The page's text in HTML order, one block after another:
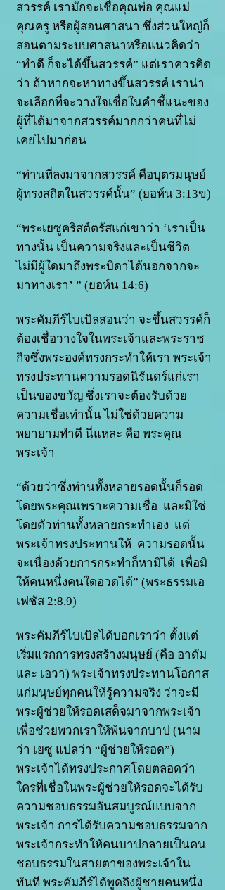
สวรรค์ เรามักจะเชื่อคุณพ่อ คุณแม่
คุณครู หรือผู้สอนศาสนา ซึ่งส่วนใหญ่ก็
สอนตามระบบศาสนาหรือแนวคิดว่า
“ทำดี ก็จะได้ขึ้นสวรรค์” แต่เราควรคิด
ว่า ถ้าหากจะหาทางขึ้นสวรรค์ เราน่า
จะเลือกที่จะวางใจเชื่อในคำชี้แนะของ
ผู้ที่ได้มาจากสวรรค์มากกว่าคนที่ไม่
เคยไปมาก่อน
“ท่านที่ลงมาจากสวรรค์ คือบุตรมนุษย์
ผู้ทรงสถิตในสวรรค์นั้น” (ยอห์น 3:13ข)
“พระเยซูคริสต์ตรัสแก่เขาว่า ‘เราเป็น
ทางนั้น เป็นความจริงและเป็นชีวิต
ไม่มีผู้ใดมาถึงพระบิดาได้นอกจากจะ
มาทางเรา’ ” (ยอห์น 14:6)
พระคัมภีร์ไบเบิลสอนว่า จะขึ้นสวรรค์ก็
ต้องเชื่อวางใจในพระเจ้าและพระราช
กิจซึ่งพระองค์ทรงกระทำให้เรา พระเจ้า
ทรงประทานความรอดนิรันดร์แก่เรา
เป็นของขวัญ ซึ่งเราจะต้องรับด้วย
ความเชื่อเท่านั้น ไม่ใช่ด้วยความ
พยายามทำดี นี่แหละ คือ พระคุณ
พระเจ้า
“ด้วยว่าซึ่งท่านทั้งหลายรอดนั้นก็รอด
โดยพระคุณเพราะความเชื่อ และมิใช่
โดยตัวท่านทั้งหลายกระทำเอง แต่
พระเจ้าทรงประทานให้ ความรอดนั้น
จะเนื่องด้วยการกระทำก็หามิได้ เพื่อมิ
ให้คนหนึ่งคนใดอวดได้” (พระธรรมเอ
เฟซัส 2:8,9)
พระคัมภีร์ไบเบิลได้บอกเราว่า ตั้งแต่
เริ่มแรกการทรงสร้างมนุษย์ (คือ อาดัม
และ เอวา) พระเจ้าทรงประทานโอกาส
แก่มนุษย์ทุกคนให้รู้ความจริง ว่าจะมี
พระผู้ช่วยให้รอดเสด็จมาจากพระเจ้า
เพื่อช่วยพวกเราให้พ้นจากบาป (นาม
ว่า เยซู แปลว่า “ผู้ช่วยให้รอด”)
พระเจ้าได้ทรงประกาศโดยตลอดว่า
ใครที่เชื่อในพระผู้ช่วยให้รอดจะได้รับ
ความชอบธรรมอันสมบูรณ์แบบจาก
พระเจ้า การได้รับความชอบธรรมจาก
พระเจ้ากระทำให้คนบาปกลายเป็นคน
ชอบธรรมในสายตาของพระเจ้าใน
ทันที พระคัมภีร์ได้พูดถึงผู้ชายคนหนึ่ง